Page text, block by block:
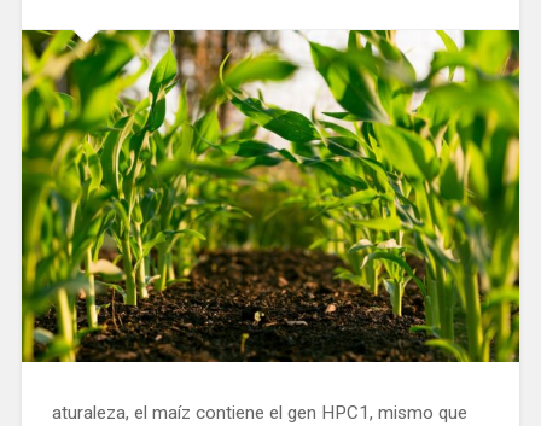
aturaleza, el maíz contiene el gen HPC1, mismo que